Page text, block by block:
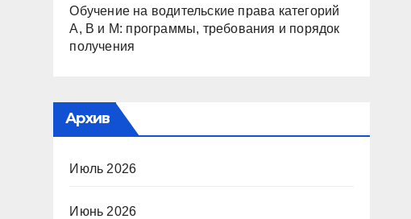
Обучение на водительские права категорий
A, B и M: программы, требования и порядок
получения
Архив
Июль 2026
Июнь 2026